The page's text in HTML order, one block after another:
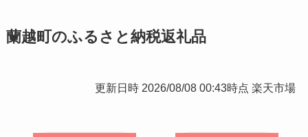
蘭越町のふるさと納税返礼品
更新日時 2026/08/08 00:43時点 楽天市場